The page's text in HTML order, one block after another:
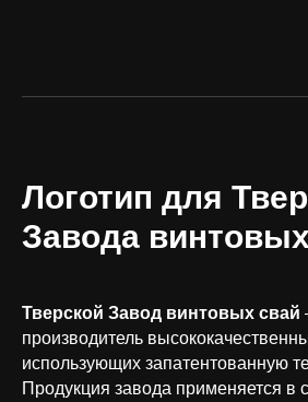
Логотип для
Завода
Тверской Завод винтовых свай
производитель
использующих запатентованную
Продукция завода применяется в